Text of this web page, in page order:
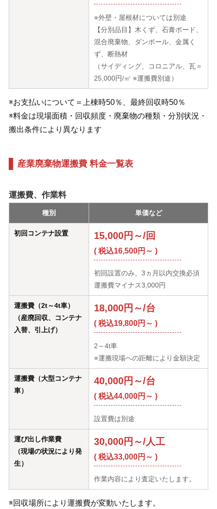
※外壁・屋根材については別途
【分別品目】木くず、石膏ボード、
混合廃棄物、ダンボール、金属く
ず、断熱材
（サイディング、コロニアル、瓦＝
25,000円/㎥ ※運搬費別途）
※お支払いについて＝上棟時50％、最終回収時50％
※料金は現場面積・回収頻度・廃棄物の種類・分別状況・
搬出条件により異なります
産業廃棄物運搬費 料金一覧表
運搬費、作業料
種別 単価など
初回コンテナ設置 15,000円～/回
( 税込16,500円～ )
初回設置のみ、3ヵ月以内交換必須
運搬費マイナス3,000円
運搬費（2t～4t車）
（産廃回収、コンテナ
入替、引上げ）
18,000円～/台
( 税込19,800円～ )
2～4t車
※運搬現場への距離により金額決定
運搬費（大型コンテナ
車）
40,000円～/台
( 税込44,000円～ )
設置費は別途
運び出し作業費
（現場の状況により発
生）
30,000円～/人工
( 税込33,000円～ )
作業内容により査定いたします。
※回収場所により運搬費が変動いたします。